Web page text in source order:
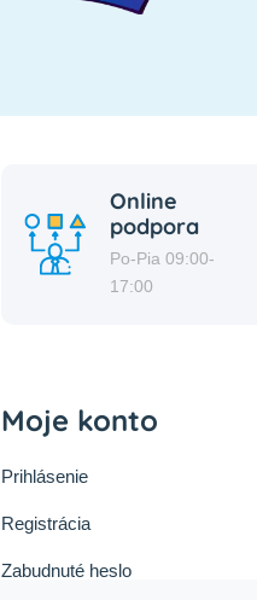
Online
podpora
Po-Pia 09:00-
17:00
Moje konto
Prihlásenie
Registrácia
Zabudnuté heslo